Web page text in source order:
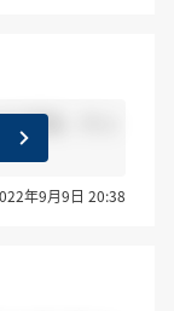
きは、０っ
年9月9日 20:38